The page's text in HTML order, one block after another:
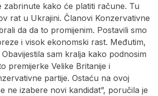
zabrinute kako će platiti račune. Tu
rat u Ukrajini. Članovi Konzervativne
da da to promijenim. Postavili smo
i visok ekonomski rast. Međutim,
sam kralja kako podnosim
premijerke Velike Britanije i
partije. Ostaću na ovoj
ne izabere novi kandidat”, poručila je